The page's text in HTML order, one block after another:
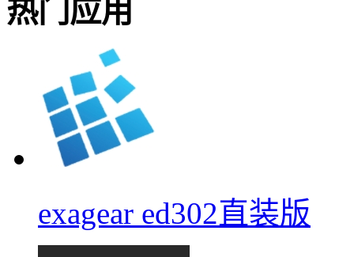
热门应用
exagear ed302直装版